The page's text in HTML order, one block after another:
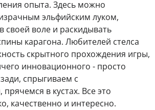
опыта. Здесь можно
эльфийским луком,
своей воле и раскидывать
карагона. Любителей стелса
скрытного прохождения игры,
инновационного - просто
спрыгиваем с
в кустах. Все это
качественно и интересно.